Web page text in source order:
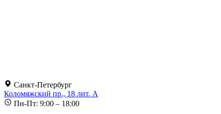
Санкт-Петербург
Коломяжский пр., 18 лит. А
Пн-Пт: 9:00 – 18:00